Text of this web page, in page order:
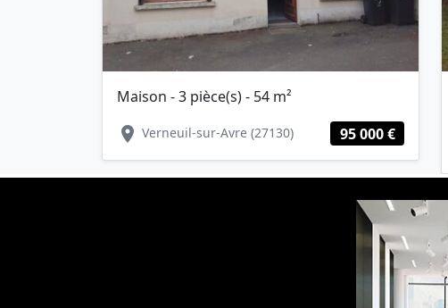
Maison - 3 pièce(s) - 54 m²
location_on Verneuil-sur-Avre (27130) 95 000 €